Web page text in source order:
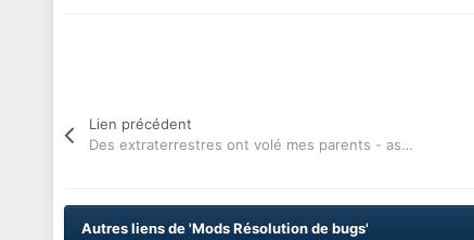
Lien précédent
Des extraterrestres ont volé mes parents - aspiration de l'enfant fixée, un mod de BearlyBearable
Autres liens de 'Mods Résolution de bugs'